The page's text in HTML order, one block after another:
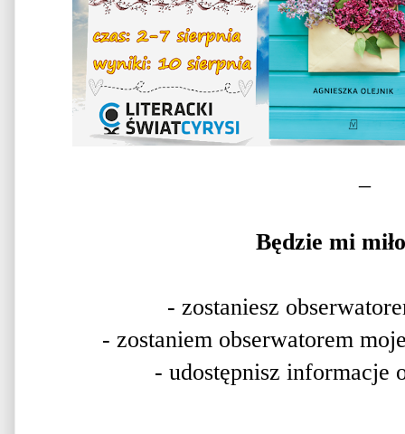
Będzie mi
- zostaniesz
- zostaniem obserwatorem
- udostępnisz informacje